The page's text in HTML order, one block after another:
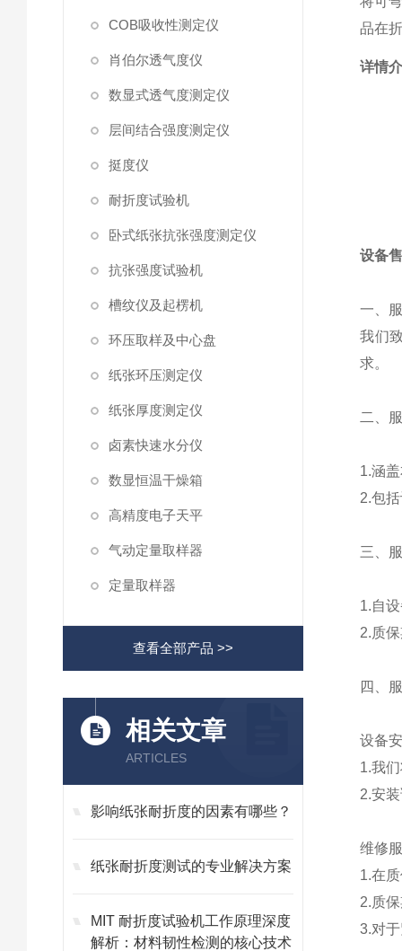
COB吸收性测定仪
肖伯尔透气度仪
数显式透气度测定仪
层间结合强度测定仪
挺度仪
耐折度试验机
卧式纸张抗张强度测定仪
抗张强度试验机
槽纹仪及起楞机
环压取样及中心盘
纸张环压测定仪
纸张厚度测定仪
卤素快速水分仪
数显恒温干燥箱
高精度电子天平
气动定量取样器
定量取样器
查看全部产品 >>
相关文章
ARTICLES
影响纸张耐折度的因素有哪些？
纸张耐折度测试的专业解决方案
MIT 耐折度试验机工作原理深度
解析：材料韧性检测的核心技术
品在
详情
设备
一、
我们
求。
二、
1.涵
2.包
三、
1.自
2.质
四、
设备
1.我
2.安
维修
1.在
2.质
3.对